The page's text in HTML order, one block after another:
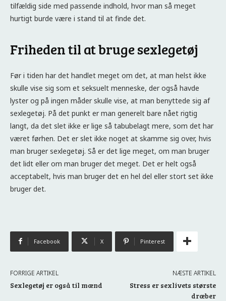
tilfældig side med passende indhold, hvor man så meget
hurtigt burde være i stand til at finde det.
Friheden til at bruge sexlegetøj
Før i tiden har det handlet meget om det, at man helst ikke
skulle vise sig som et seksuelt menneske, der også havde
lyster og på ingen måder skulle vise, at man benyttede sig af
sexlegetøj. På det punkt er man generelt bare nået rigtig
langt, da det slet ikke er lige så tabubelagt mere, som det har
været førhen. Det er slet ikke noget at skamme sig over, hvis
man bruger sexlegetøj. Så er det lige meget, om man bruger
det lidt eller om man bruger det meget. Det er helt også
acceptabelt, hvis man bruger det en hel del eller stort set ikke
bruger det.
Facebook X Pinterest
FORRIGE ARTIKEL
Sexlegetøj er også til mænd
NÆSTE ARTIKEL
Stress er sexlivets største
dræber